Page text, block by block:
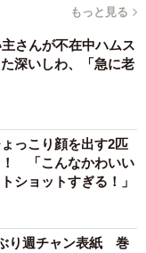
任給が発表されま
もっと見る
さんが不在中ハムス
深いしわ、「急に老
っこり顔を出す2匹
「こんなかわいい
ショットすぎる！」
り週チャン表紙 巻